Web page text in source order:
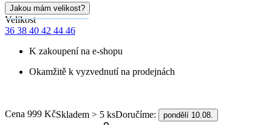
Cena999 Kč
Doprava ZDARMAod 2 500 Kč